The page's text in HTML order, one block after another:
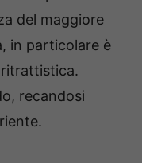
del maggiore
in particolare è
recandosi